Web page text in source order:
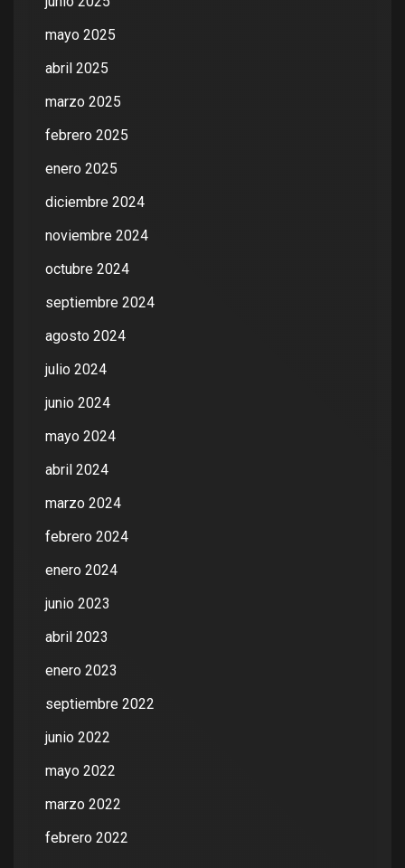
mayo 2025
abril 2025
marzo 2025
febrero 2025
enero 2025
diciembre 2024
noviembre 2024
octubre 2024
septiembre 2024
agosto 2024
julio 2024
junio 2024
mayo 2024
abril 2024
marzo 2024
febrero 2024
enero 2024
junio 2023
abril 2023
enero 2023
septiembre 2022
junio 2022
mayo 2022
marzo 2022
febrero 2022